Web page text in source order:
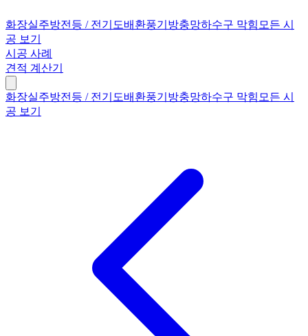
화장실주방전등 / 전기 도배 환풍기 방충망하수구 막힘 모든 시
공 보기
시공 사례
견적 계산기
화장실주방전등 / 전기 도배 환풍기 방충망하수구 막힘 모든 시
공 보기